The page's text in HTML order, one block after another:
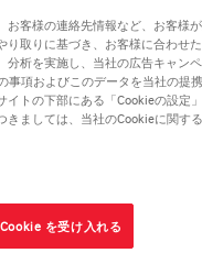
自の一連の規制要件と医
サイトの各国版に記載さ
その国/地域にのみ適用さ
性、ドキュメント、価格
はい また
mounting medium.
fading and prevent the
preparations to be
客様の連絡先情報など、お客様
取りに基づき、お客様に合わせ
析を実施し、当社の広告キャン
項およびこのデータを当社の提
トの下部にある「Cookieの設定
ましては、当社のCookieに関す
を受け入れる